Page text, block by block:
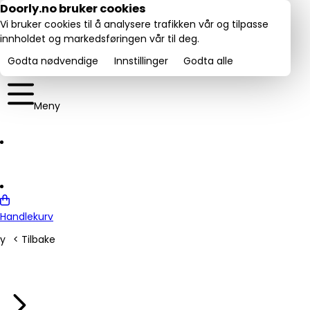
Utmerket:
4.6/5
Meny
Handlekurv
< Tilbake
Doorly.no bruker cookies
Vi bruker cookies til å analysere trafikken vår og tilpasse
innholdet og markedsføringen vår til deg.
Godta nødvendige
Innstillinger Godta alle